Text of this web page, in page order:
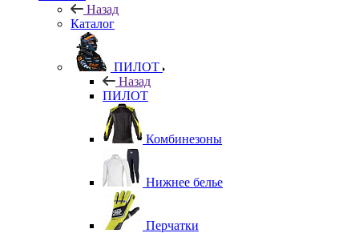
Назад
Каталог
ПИЛОТ
Назад
ПИЛОТ
Комбинезоны
Нижнее белье
Перчатки